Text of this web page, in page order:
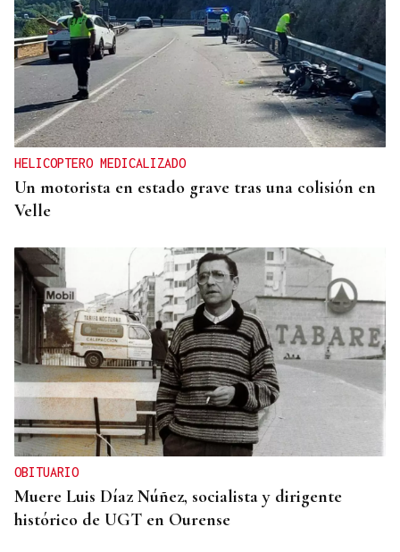
HELICOPTERO MEDICALIZADO
Un motorista en estado grave tras una colisión en
Velle
OBITUARIO
Muere Luis Díaz Núñez, socialista y dirigente
histórico de UGT en Ourense